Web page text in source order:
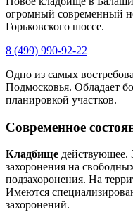
огромный современный
Горьковского шоссе.
8 (499) 990-92-22
Одно из самых
Подмосковья. Обладает
планировкой участков.
Современное
Кладбище действующее.
захоронения на
подзахоронения. На
Имеются
захоронений.